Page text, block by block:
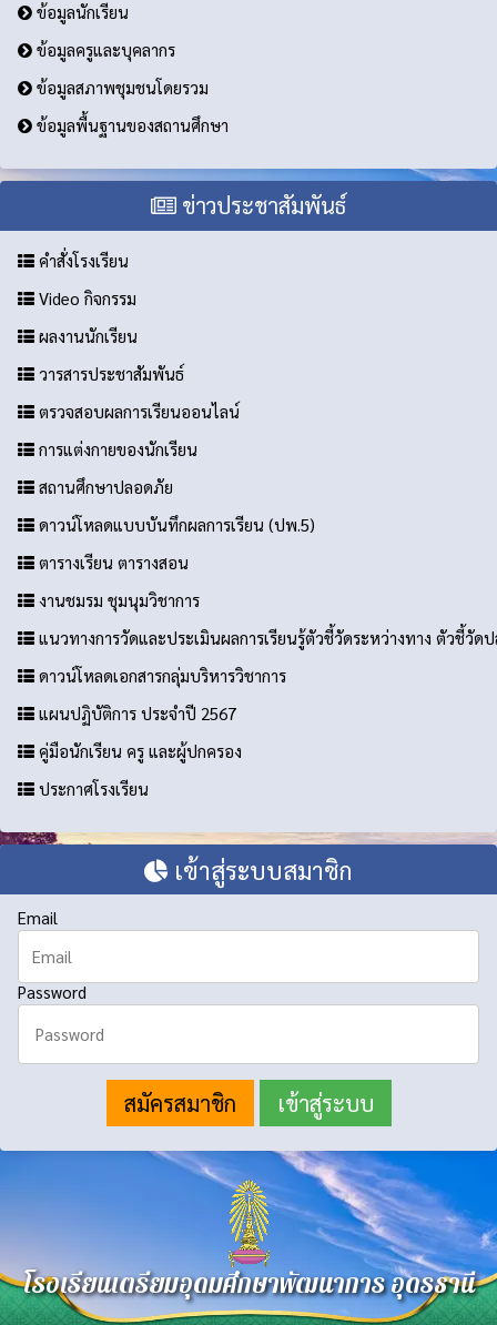
ข้อมูลนักเรียน
ข้อมูลครูและบุคลากร
ข้อมูลสภาพชุมชนโดยรวม
ข้อมูลพื้นฐานของสถานศึกษา
ข่าวประชาสัมพันธ์
คำสั่งโรงเรียน
Video กิจกรรม
ผลงานนักเรียน
วารสารประชาสัมพันธ์
ตรวจสอบผลการเรียนออนไลน์
การแต่งกายของนักเรียน
สถานศึกษาปลอดภัย
ดาวน์โหลดแบบบันทึกผลการเรียน (ปพ.5)
ตารางเรียน ตารางสอน
งานชมรม ชุมนุมวิชาการ
แนวทางการวัดและประเมินผลการเรียนรู้ตัวชี้วัดระหว่างทาง ตัวชี้วัด
ดาวน์โหลดเอกสารกลุ่มบริหารวิชาการ
แผนปฏิบัติการ ประจำปี 2567
คู่มือนักเรียน ครู และผู้ปกครอง
ประกาศโรงเรียน
เข้าสู่ระบบสมาชิก
Email
Password
สมัครสมาชิก
โรงเรียนเตรียมอุดมศึกษาพัฒนาการ อุดรธานี